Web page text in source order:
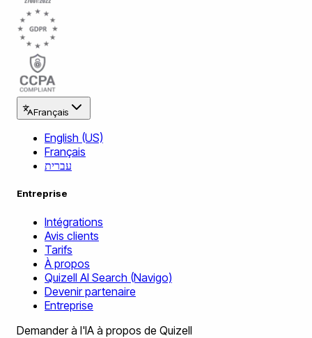
Français
English (US)
Français
עברית
Entreprise
Intégrations
Avis clients
Tarifs
À propos
Quizell AI Search (Navigo)
Devenir partenaire
Entreprise
Demander à l'IA à propos de Quizell